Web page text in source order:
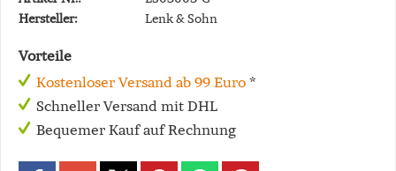
Hersteller:
Lenk & Sohn
Vorteile
Kostenloser Versand ab 99 Euro *
Schneller Versand mit DHL
Bequemer Kauf auf Rechnung